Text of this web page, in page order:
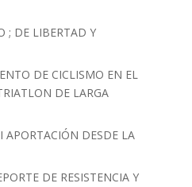
; DE LIBERTAD Y
DE CICLISMO EN EL
DE LARGA
APORTACIÓN DESDE LA
DE RESISTENCIA Y